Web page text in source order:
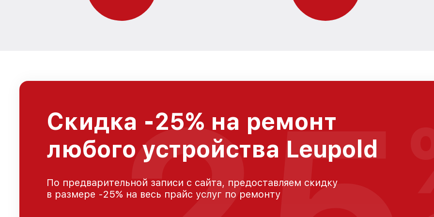
Скидка -25% на ремонт
любого устройства Leupold
По предварительной записи с сайта, предоставляем скидку
в размере -25% на весь прайс услуг по ремонту